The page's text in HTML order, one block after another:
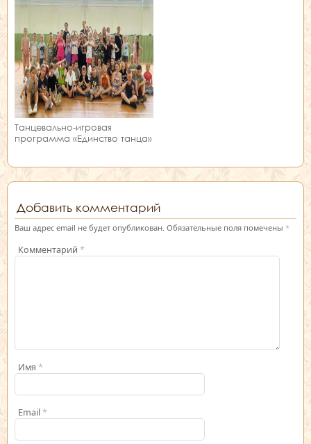
Танцевально-игровая
программа «Единство танца»
Добавить комментарий
Ваш адрес email не будет опубликован. Обязательные поля помечены *
Комментарий *
Имя *
Email*